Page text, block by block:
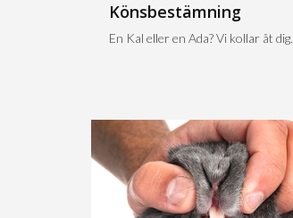
Könsbestämning
En Kal eller en Ada? Vi kollar åt dig.